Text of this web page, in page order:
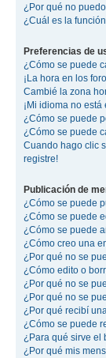
¿Por qué no
¿Cuál es la
Preferencias de
¿Cómo se puede
¡La hora en los
Cambié la zona
¡Mi idioma no está
¿Cómo se puede
¿Cómo se puede
Cuando hago clic
registre!
Publicación de
¿Cómo se puede
¿Cómo se puede
¿Cómo se puede
¿Cómo creo una
¿Por qué no se
¿Cómo edito o
¿Por qué no se
¿Por qué no se
¿Por qué recibí
¿Cómo se puede
¿Para qué sirve el
¿Por qué mis